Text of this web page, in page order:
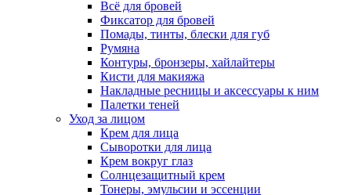
Всё для бровей
Фиксатор для бровей
Помады, тинты, блески для губ
Румяна
Контуры, бронзеры, хайлайтеры
Кисти для макияжа
Накладные ресницы и аксессуары к ним
Палетки теней
Уход за лицом
Крем для лица
Сыворотки для лица
Крем вокруг глаз
Солнцезащитный крем
Тонеры, эмульсии и эссенции